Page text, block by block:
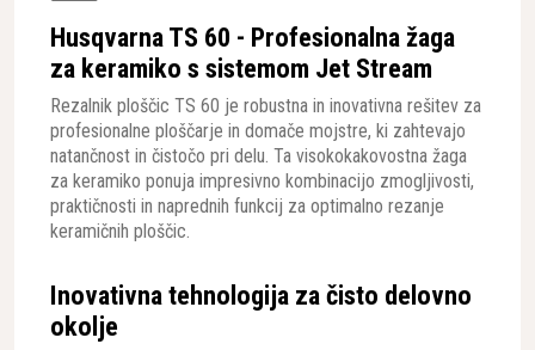
Husqvarna TS 60 - Profesionalna žaga
za keramiko s sistemom Jet Stream
Rezalnik ploščic TS 60 je robustna in inovativna rešitev za
profesionalne ploščarje in domače mojstre, ki zahtevajo
natančnost in čistočo pri delu. Ta visokokakovostna žaga
za keramiko ponuja impresivno kombinacijo zmogljivosti,
praktičnosti in naprednih funkcij za optimalno rezanje
keramičnih ploščic.
Inovativna tehnologija za čisto delovno
okolje